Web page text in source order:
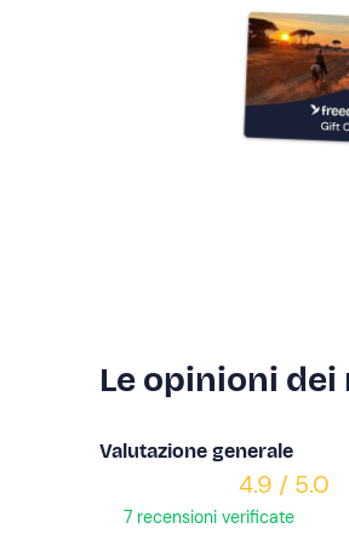
Le opinioni
Valutazione generale
4.9 / 5.0
7 recensioni verificate